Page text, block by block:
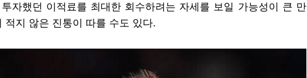
자했던 이적료를 최대한 회수하려는 자세를 보일 가능성이 큰 만
적지 않은 진통이 따를 수도 있다.